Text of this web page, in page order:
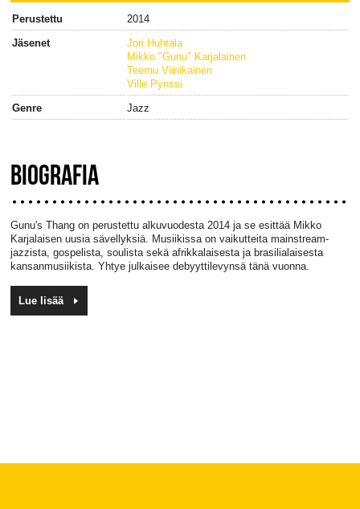
Perustettu
2014
Jäsenet
Jori Huhtala
Mikko "Gunu" Karjalainen
Teemu Viinikainen
Ville Pynssi
Genre
Jazz
BIOGRAFIA
Gunu's Thang on perustettu alkuvuodesta 2014 ja se esittää Mikko
Karjalaisen uusia sävellyksiä. Musiikissa on vaikutteita mainstream-
jazzista, gospelista, soulista sekä afrikkalaisesta ja brasilialaisesta
kansanmusiikista. Yhtye julkaisee debyyttilevynsä tänä vuonna.
Lue lisää